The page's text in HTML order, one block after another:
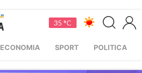
35 °C
ECONOMIA SPORT POLITICA